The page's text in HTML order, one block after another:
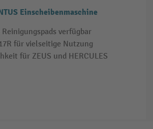
Einscheibenmaschine
verfügbar
für vielseitige Nutzung
für ZEUS und HERCULES